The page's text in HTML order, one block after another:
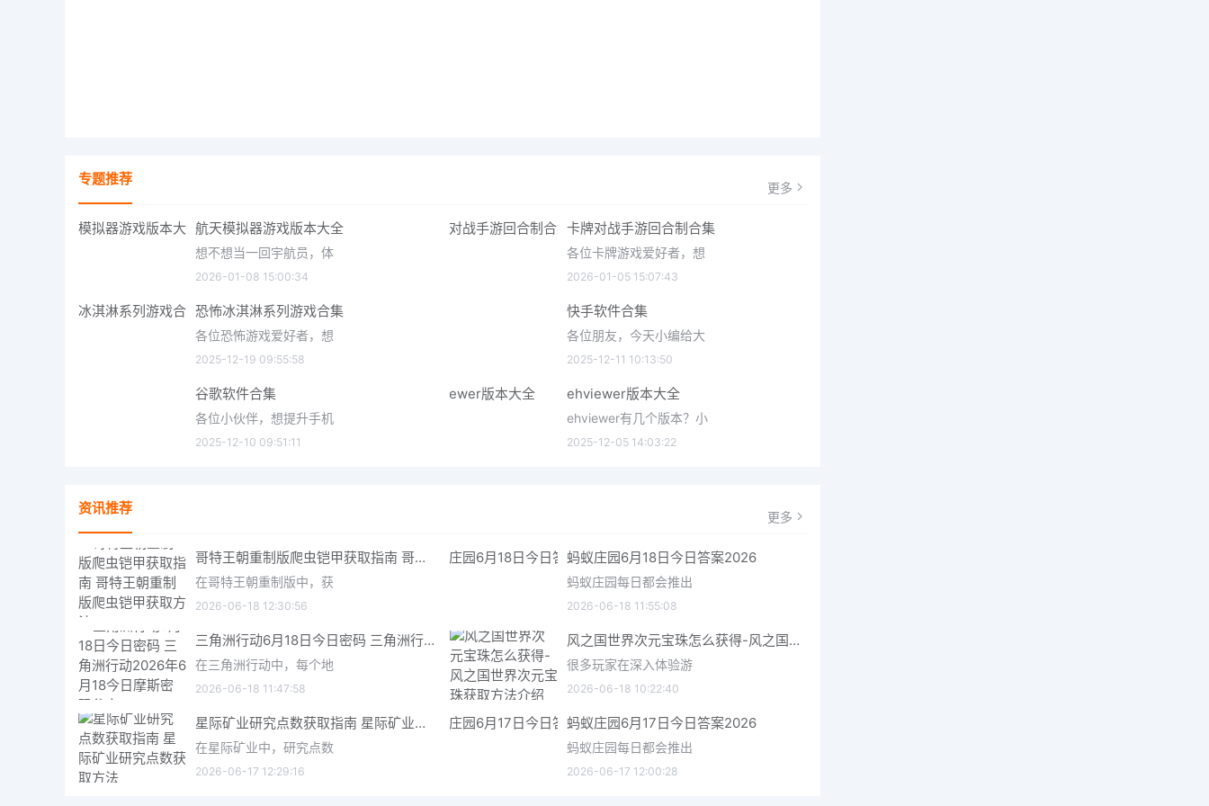
专题推荐 更多
航天模拟器游戏版本大全
想不想当一回宇航员，体
2026-01-08 15:00:34
卡牌对战手游回合制合集
各位卡牌游戏爱好者，想
2026-01-05 15:07:43
恐怖冰淇淋系列游戏合集
各位恐怖游戏爱好者，想
2025-12-19 09:55:58
快手软件合集
各位朋友，今天小编给大
2025-12-11 10:13:50
谷歌软件合集
各位小伙伴，想提升手机
2025-12-10 09:51:11
ehviewer版本大全
ehviewer有几个版本？小
2025-12-05 14:03:22
资讯推荐 更多
哥特王朝重制版爬虫铠甲获取指南 哥特王朝重制版爬虫铠甲获取方法
在哥特王朝重制版中，获
2026-06-18 12:30:56
蚂蚁庄园6月18日今日答案2026
蚂蚁庄园每日都会推出
2026-06-18 11:55:08
三角洲行动6月18日今日密码 三角洲行动2026年6月18今日摩斯密码分享
在三角洲行动中，每个地
2026-06-18 11:47:58
风之国世界次元宝珠怎么获得-风之国世界次元宝珠获取方法介绍
很多玩家在深入体验游
2026-06-18 10:22:40
星际矿业研究点数获取指南 星际矿业研究点数获取方法
在星际矿业中，研究点数
2026-06-17 12:29:16
蚂蚁庄园6月17日今日答案2026
蚂蚁庄园每日都会推出
2026-06-17 12:00:28